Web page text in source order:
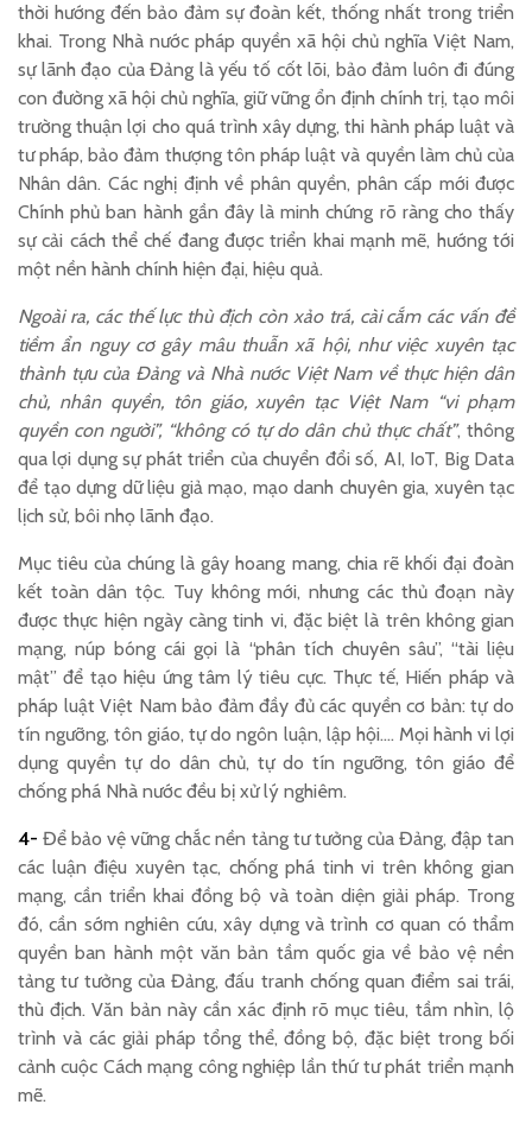
thời hướng đến bảo đảm sự đoàn kết, thống nhất trong triển
khai. Trong Nhà nước pháp quyền xã hội chủ nghĩa Việt Nam,
sự lãnh đạo của Đảng là yếu tố cốt lõi, bảo đảm luôn đi đúng
con đường xã hội chủ nghĩa, giữ vững ổn định chính trị, tạo môi
trường thuận lợi cho quá trình xây dựng, thi hành pháp luật và
tư pháp, bảo đảm thượng tôn pháp luật và quyền làm chủ của
Nhân dân. Các nghị định về phân quyền, phân cấp mới được
Chính phủ ban hành gần đây là minh chứng rõ ràng cho thấy
sự cải cách thể chế đang được triển khai mạnh mẽ, hướng tới
một nền hành chính hiện đại, hiệu quả.
Ngoài ra, các thế lực thù địch còn xảo trá, cài cắm các vấn đề
tiềm ẩn nguy cơ gây mâu thuẫn xã hội, như việc xuyên tạc
thành tựu của Đảng và Nhà nước Việt Nam về thực hiện dân
chủ, nhân quyền, tôn giáo, xuyên tạc Việt Nam “vi phạm
quyền con người”, “không có tự do dân chủ thực chất”, thông
qua lợi dụng sự phát triển của chuyển đổi số, AI, IoT, Big Data
để tạo dựng dữ liệu giả mạo, mạo danh chuyên gia, xuyên tạc
lịch sử, bôi nhọ lãnh đạo.
Mục tiêu của chúng là gây hoang mang, chia rẽ khối đại đoàn
kết toàn dân tộc. Tuy không mới, nhưng các thủ đoạn này
được thực hiện ngày càng tinh vi, đặc biệt là trên không gian
mạng, núp bóng cái gọi là “phân tích chuyên sâu”, “tài liệu
mật” để tạo hiệu ứng tâm lý tiêu cực. Thực tế, Hiến pháp và
pháp luật Việt Nam bảo đảm đầy đủ các quyền cơ bản: tự do
tín ngưỡng, tôn giáo, tự do ngôn luận, lập hội…. Mọi hành vi lợi
dụng quyền tự do dân chủ, tự do tín ngưỡng, tôn giáo để
chống phá Nhà nước đều bị xử lý nghiêm.
4- Để bảo vệ vững chắc nền tảng tư tưởng của Đảng, đập tan
các luận điệu xuyên tạc, chống phá tinh vi trên không gian
mạng, cần triển khai đồng bộ và toàn diện giải pháp. Trong
đó, cần sớm nghiên cứu, xây dựng và trình cơ quan có thẩm
quyền ban hành một văn bản tầm quốc gia về bảo vệ nền
tảng tư tưởng của Đảng, đấu tranh chống quan điểm sai trái,
thù địch. Văn bản này cần xác định rõ mục tiêu, tầm nhìn, lộ
trình và các giải pháp tổng thể, đồng bộ, đặc biệt trong bối
cảnh cuộc Cách mạng công nghiệp lần thứ tư phát triển mạnh
mẽ.